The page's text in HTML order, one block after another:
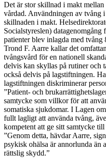
Det är stor skillnad i makt
vårdad. Användningen av tvång
skillnaden i makt.
Socialstyreslen)
patienter blev inlagda med tvång
Trond F. Aarre kallar det
tvångsvård för en nationell
delvis kan skyllas på rutiner och
också delvis på lagstiftningen.
lagstiftningen diskriminerar
”Patient- och
samtycke som villkor för att
somatiska sjukdomar. I Lagen
fullt lagligt att använda tvång,
kompetent att ge sitt samtycke
”Genom detta, hävdar Aarre,
psykisk ohälsa är annorlunda än
rättslig skydd.”